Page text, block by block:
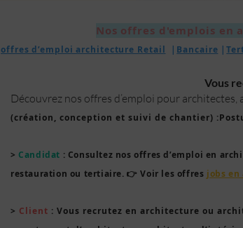
Nos offres d'emplois en
offres d’emploi architecture Retail | Bancaire |
Vous
Découvrez nos offres d’emploi pour
(création, conception et suivi de chantier)
> Candidat : Consultez nos offres d’emploi en
restauration ou tertiaire. 👉 Voir les offres jobs
> Client : Vous recrutez en architecture ou